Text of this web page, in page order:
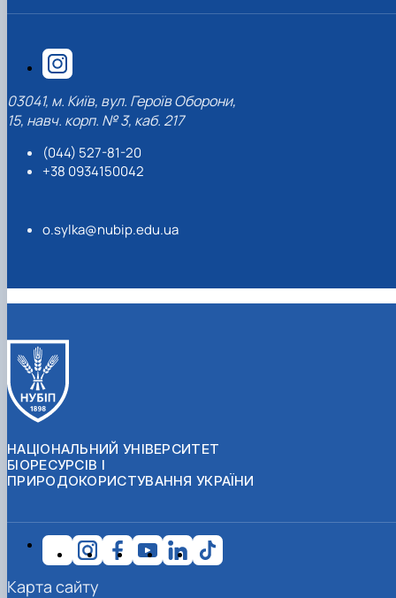
03041, м. Київ, вул. Героїв Оборони,
15, навч. корп. № 3, каб. 217
(044) 527-81-20
+38 0934150042
o.sylka@nubip.edu.ua
НАЦІОНАЛЬНИЙ УНІВЕРСИТЕТ
БІОРЕСУРСІВ І
ПРИРОДОКОРИСТУВАННЯ УКРАЇНИ
Карта сайту